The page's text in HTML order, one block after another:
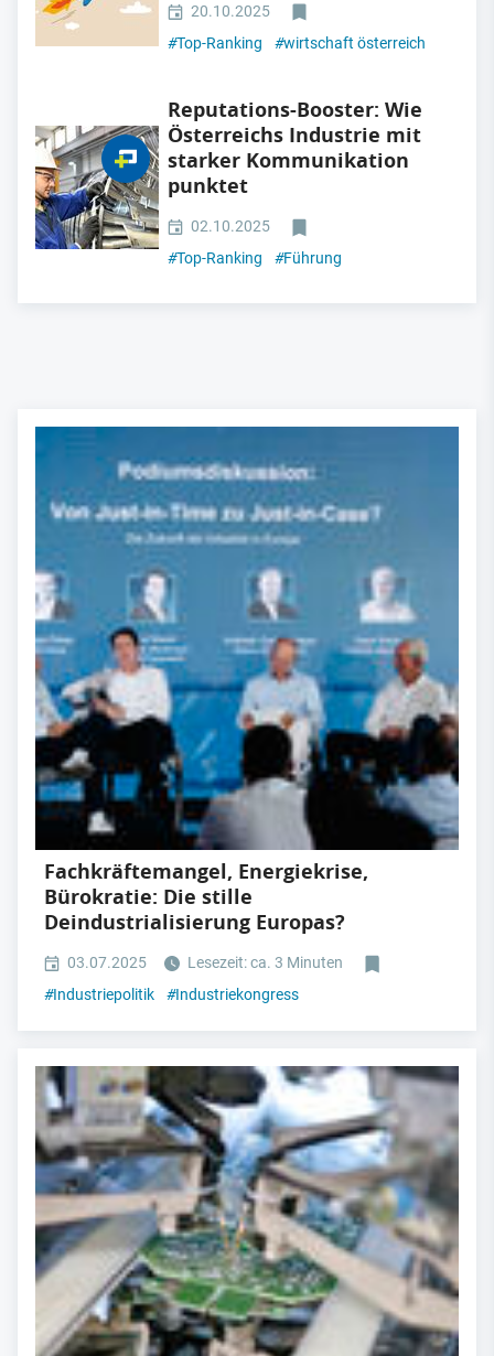
20.10.2025
#Top-Ranking #wirtschaft österreich
Reputations-Booster: Wie
Österreichs Industrie mit
starker Kommunikation
punktet
02.10.2025
#Top-Ranking #Führung
Fachkräftemangel, Energiekrise,
Bürokratie: Die stille
Deindustrialisierung Europas?
03.07.2025
Lesezeit: ca. 3 Minuten
#Industriepolitik #Industriekongress